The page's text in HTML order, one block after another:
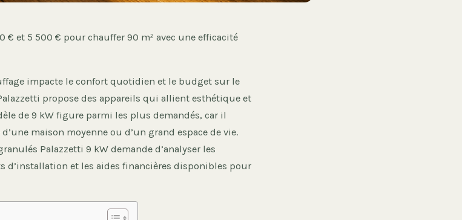
€ et 5 500 € pour chauffer 90 m² avec une efficacité
impacte le confort quotidien et le budget sur le
propose des appareils qui allient esthétique et
de 9 kW figure parmi les plus demandés, car il
maison moyenne ou d’un grand espace de vie.
Palazzetti 9 kW demande d’analyser les
d’installation et les aides financières disponibles pour